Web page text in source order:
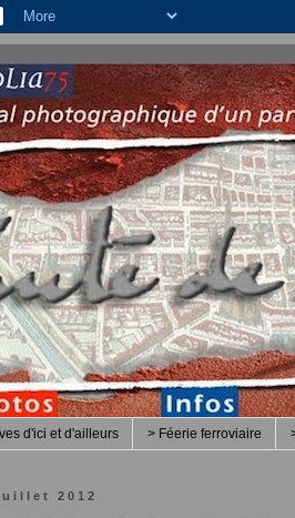
d'ici et d'ailleurs > Féerie ferroviaire
2012